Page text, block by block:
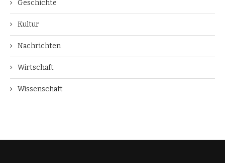
Geschichte
Kultur
Nachrichten
Wirtschaft
Wissenschaft